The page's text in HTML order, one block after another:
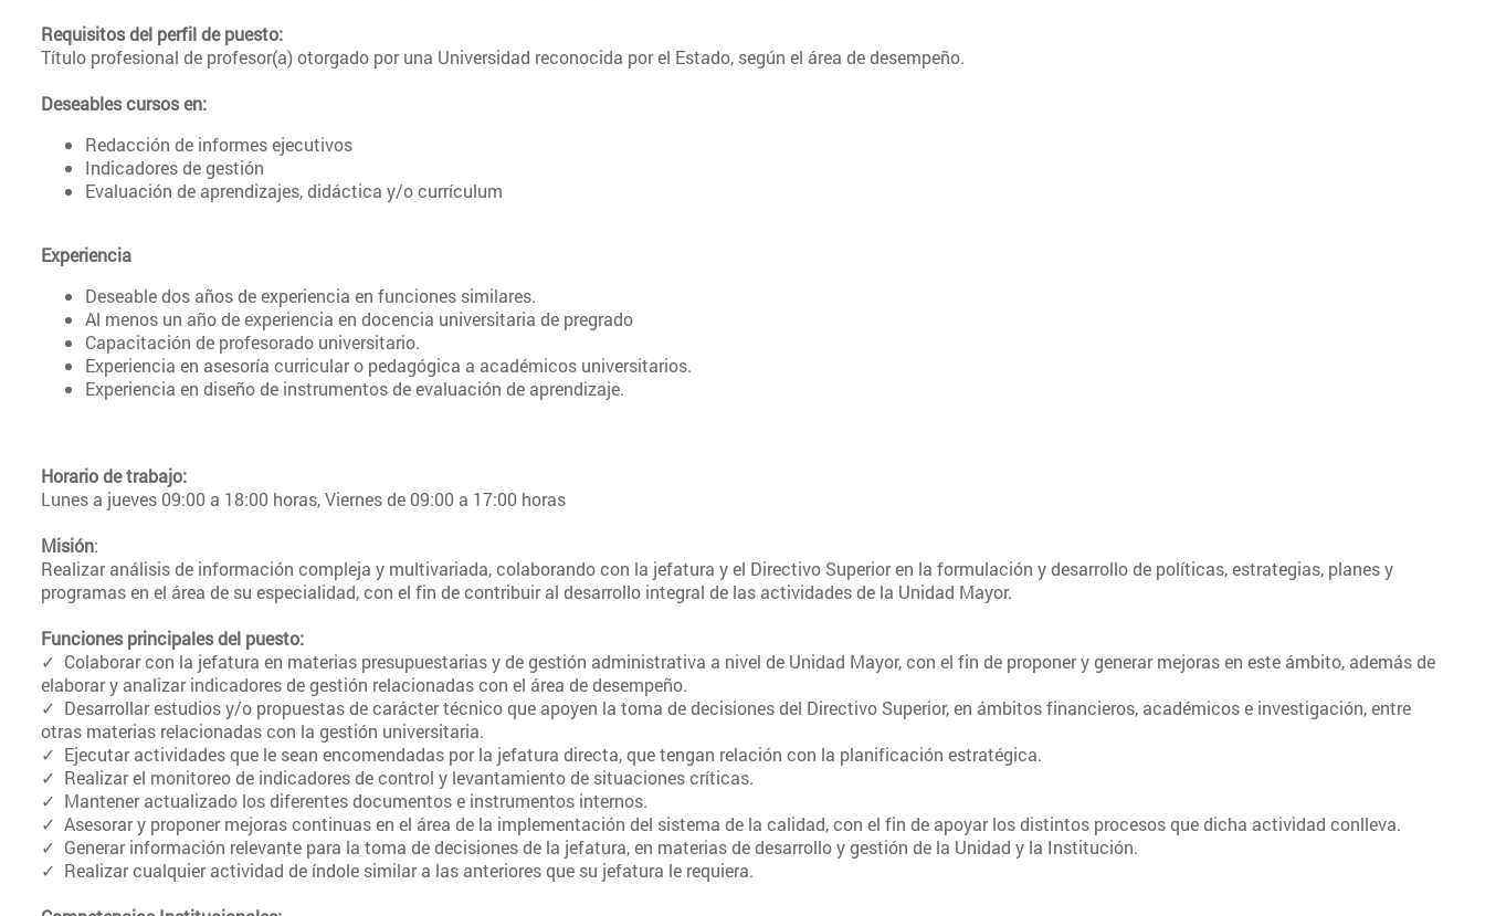
Requisitos del perfil de puesto:
Título profesional de profesor(a) otorgado por una Universidad reconocida por el Estado, según el área de desempeño.
Deseables cursos en:
Redacción de informes ejecutivos
Indicadores de gestión
Evaluación de aprendizajes, didáctica y/o currículum
Experiencia
Deseable dos años de experiencia en funciones similares.
Al menos un año de experiencia en docencia universitaria de pregrado
Capacitación de profesorado universitario.
Experiencia en asesoría curricular o pedagógica a académicos universitarios.
Experiencia en diseño de instrumentos de evaluación de aprendizaje.
Horario de trabajo:
Lunes a jueves 09:00 a 18:00 horas, Viernes de 09:00 a 17:00 horas
Misión:
Realizar análisis de información compleja y multivariada, colaborando con la jefatura y el Directivo Superior en la formulación y desarrollo de políticas, estrategias, planes y
programas en el área de su especialidad, con el fin de contribuir al desarrollo integral de las actividades de la Unidad Mayor.
Funciones principales del puesto:
✓ Colaborar con la jefatura en materias presupuestarias y de gestión administrativa a nivel de Unidad Mayor, con el fin de proponer y generar mejoras en este ámbito, además de
elaborar y analizar indicadores de gestión relacionadas con el área de desempeño.
✓ Desarrollar estudios y/o propuestas de carácter técnico que apoyen la toma de decisiones del Directivo Superior, en ámbitos financieros, académicos e investigación, entre
otras materias relacionadas con la gestión universitaria.
✓ Ejecutar actividades que le sean encomendadas por la jefatura directa, que tengan relación con la planificación estratégica.
✓ Realizar el monitoreo de indicadores de control y levantamiento de situaciones críticas.
✓ Mantener actualizado los diferentes documentos e instrumentos internos.
✓ Asesorar y proponer mejoras continuas en el área de la implementación del sistema de la calidad, con el fin de apoyar los distintos procesos que dicha actividad conlleva.
✓ Generar información relevante para la toma de decisiones de la jefatura, en materias de desarrollo y gestión de la Unidad y la Institución.
✓ Realizar cualquier actividad de índole similar a las anteriores que su jefatura le requiera.